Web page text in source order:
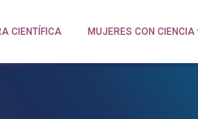
CIENTÍFICA MUJERES CON CIENCIA